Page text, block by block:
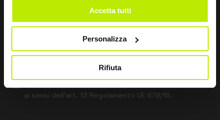
Accetta tutti
Personalizza
Rifiuta
Restiamo in contatto
field
ai sensi dell’art. 13 Regolamento UE 679/16.